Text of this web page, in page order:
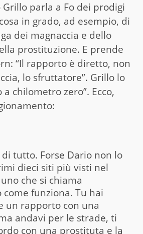
Grillo parla a Fo dei prodigi
in grado, ad esempio, di
dei magnaccia e dello
prostituzione. E prende
“Il rapporto è diretto, non
lo sfruttatore”. Grillo lo
a chilometro zero”. Ecco,
di tutto. Forse Dario non lo
dieci siti più visti nel
che si chiama
come funziona. Tu hai
un rapporto con una
andavi per le strade, ti
con una prostituta e la